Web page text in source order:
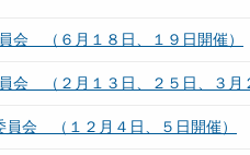
会 （６月１８日、１９日開催）
会 （２月１３日、２５日、３月
会 （１２月４日、５日開催）